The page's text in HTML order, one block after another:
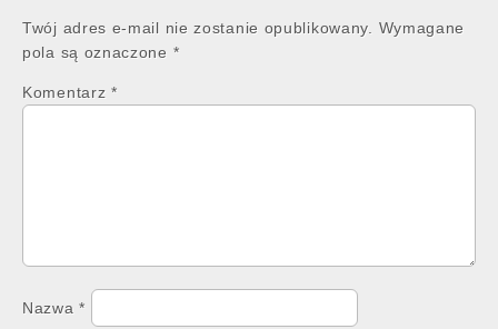
Twój adres e-mail nie zostanie opublikowany.
Wymagane
pola są oznaczone *
Komentarz *
Nazwa*